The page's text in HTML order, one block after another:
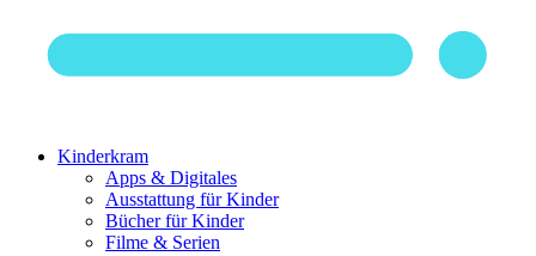
Kinderkram
Apps & Digitales
Ausstattung für Kinder
Bücher für Kinder
Filme & Serien